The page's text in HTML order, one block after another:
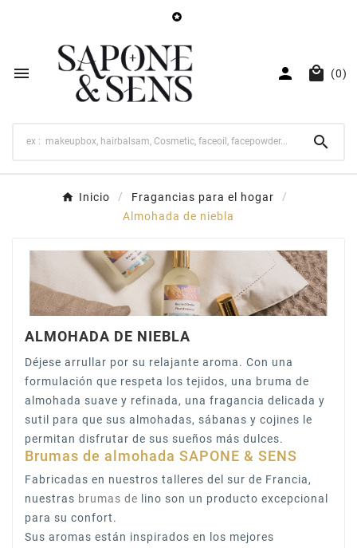

   (0)

Inicio
Fragancias para el hogar
Almohada de niebla
ALMOHADA DE NIEBLA
Déjese arrullar por su relajante aroma. Con una
formulación que respeta los tejidos, una bruma de
almohada suave y refinada, una fragancia delicada y
sutil para que sus almohadas, sábanas y cojines le
permitan disfrutar de sus sueños más dulces.
Brumas de almohada SAPONE & SENS
Fabricadas en nuestros talleres del sur de Francia,
nuestras brumas de lino son un producto excepcional
para su confort.
Sus aromas están inspirados en los mejores